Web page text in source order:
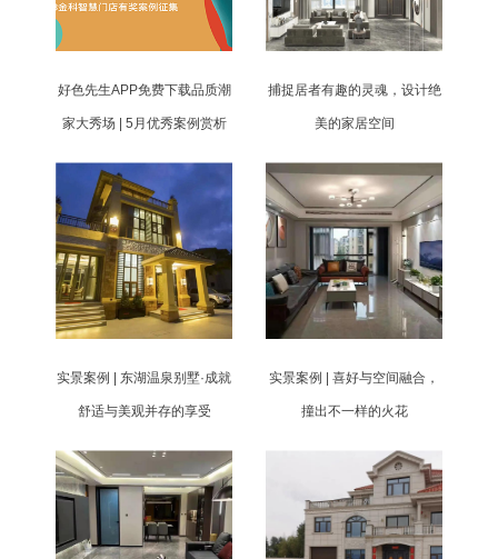
好色先生APP免费下载品质潮
家大秀场 | 5月优秀案例赏析
捕捉居者有趣的灵魂，设计绝
美的家居空间
实景案例 | 东湖温泉别墅·成就
舒适与美观并存的享受
实景案例 | 喜好与空间融合，
撞出不一样的火花